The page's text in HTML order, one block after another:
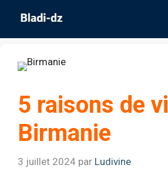
contenu
5 raisons de
Birmanie
3 juillet 2024 par Ludivine